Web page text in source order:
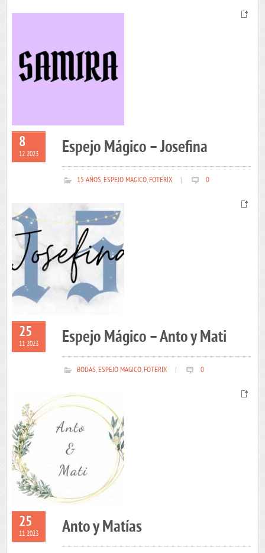
8
12 2023 Espejo Mágico – Josefina
15 AÑOS,ESPEJO MAGICO,FOTERIX 0
25
11 2023 Espejo Mágico – Anto y Mati
BODAS,ESPEJO MAGICO,FOTERIX 0
25
11 2023 Anto y Matías